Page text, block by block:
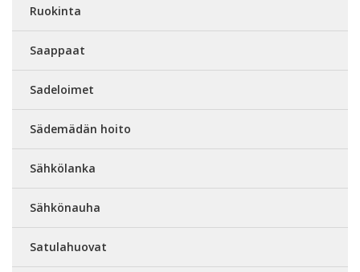
Ruokinta
Saappaat
Sadeloimet
Sädemädän hoito
Sähkölanka
Sähkönauha
Satulahuovat